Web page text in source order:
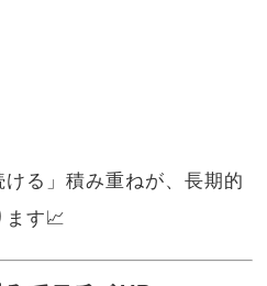
る」積み重ねが、長期的
ます📈